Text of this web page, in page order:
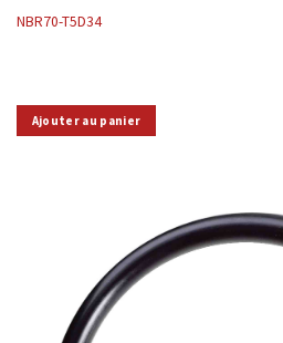
NBR70-T5D34
Ajouter au panier